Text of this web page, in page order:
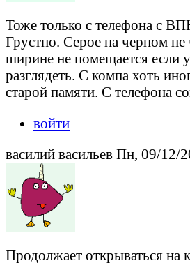
Тоже только с телефона с
Грустно. Серое на черном не
ширине не помещается если
разглядеть. С компа хоть
старой памяти. С телефона
войти
василий васильев Пн, 09/12/
Продолжает открываться на